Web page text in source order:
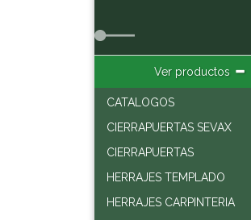
Ver productos
CATALOGOS
CIERRAPUERTAS SEVAX
CIERRAPUERTAS
HERRAJES TEMPLADO
HERRAJES CARPINTERIA